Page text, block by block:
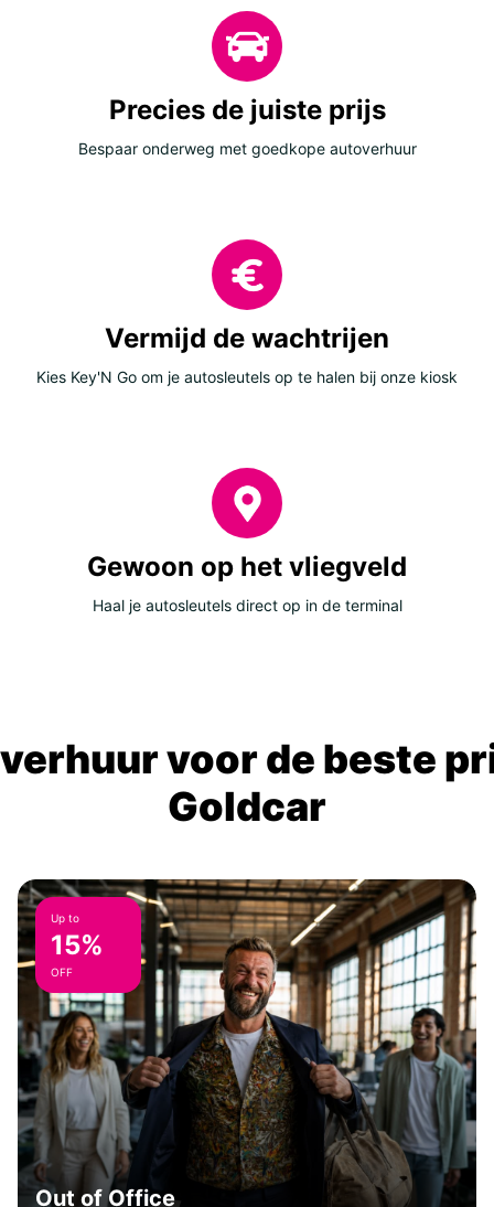
Precies de juiste prijs
Bespaar onderweg met goedkope autoverhuur
Vermijd de wachtrijen
Kies Key'N Go om je autosleutels op te halen bij onze kiosk
Gewoon op het vliegveld
Haal je autosleutels direct op in de terminal
voor de beste
Goldcar
Up to
15%
OFF
Out of Office